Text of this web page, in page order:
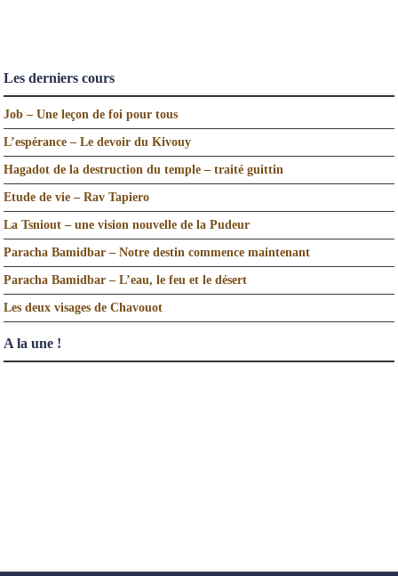
Les derniers cours
Job – Une leçon de foi pour tous
L’espérance – Le devoir du Kivouy
Hagadot de la destruction du temple – traité guittin
Etude de vie – Rav Tapiero
La Tsniout – une vision nouvelle de la Pudeur
Paracha Bamidbar – Notre destin commence maintenant
Paracha Bamidbar – L’eau, le feu et le désert
Les deux visages de Chavouot
A la une !